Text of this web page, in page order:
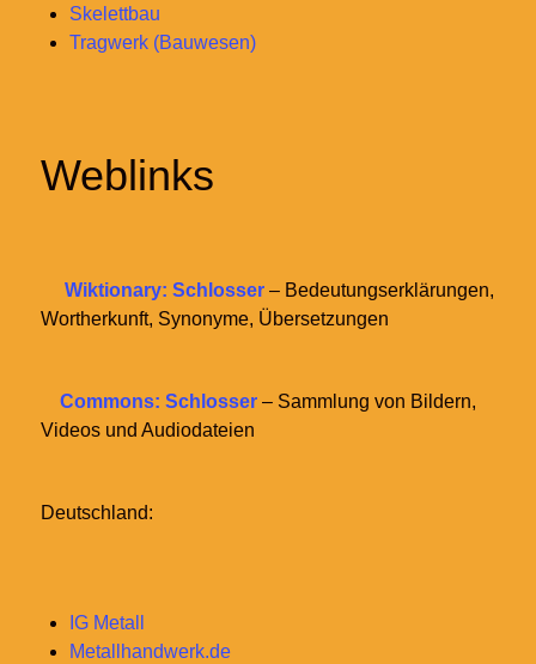
Skelettbau
Tragwerk (Bauwesen)
Weblinks
Wiktionary: Schlosser – Bedeutungserklärungen,
Wortherkunft, Synonyme, Übersetzungen
Commons: Schlosser – Sammlung von Bildern,
Videos und Audiodateien
Deutschland:
IG Metall
Metallhandwerk.de